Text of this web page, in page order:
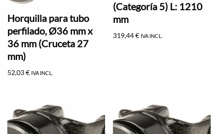
Horquilla para tubo
perfilado, Ø36 mm x
36 mm (Cruceta 27
mm)
52,03€ IVA INCL.
(Categoría 5) L: 1210
mm
319,44€ IVA INCL.